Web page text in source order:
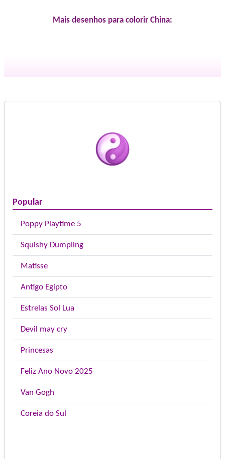
Popular
Poppy Playtime 5
Squishy Dumpling
Matisse
Antigo Egipto
Estrelas Sol Lua
Devil may cry
Princesas
Feliz Ano Novo 2025
Van Gogh
Coreia do Sul
Mais desenhos para colorir China: